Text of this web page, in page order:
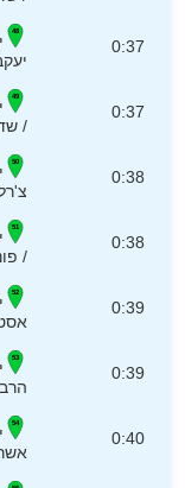
0:37
0:37
/
0:38
0:38
/
0:39
0:39
0:40